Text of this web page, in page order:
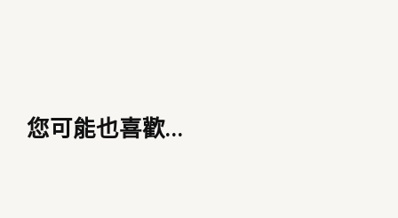
您可能也喜歡…